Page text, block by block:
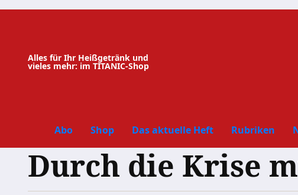
Zum
Alles für Ihr Heißgetränk und
vieles mehr: im TITANIC-Shop
Abo Shop Das aktuelle Heft Rubriken
Durch die Krise